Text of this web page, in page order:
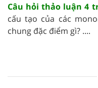
Câu hỏi thảo luận 4
cấu tạo của các
chung đặc điểm gì? ....